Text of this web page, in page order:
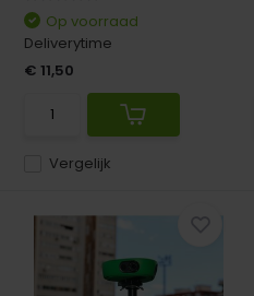
Vergelijk
Op voorraad
Deliverytime
€ 11,50